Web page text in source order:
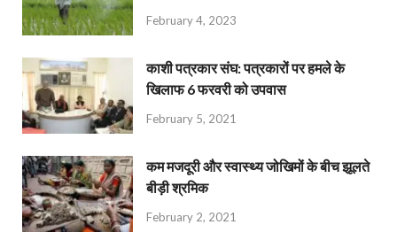
February 4, 2023
काशी पत्रकार संघ: पत्रकारों पर हमले के
खिलाफ 6 फरवरी को उपवास
February 5, 2021
कम मजदूरी और स्वास्थ्य जोखिमों के बीच झूलते
बीड़ी श्रमिक
February 2, 2021